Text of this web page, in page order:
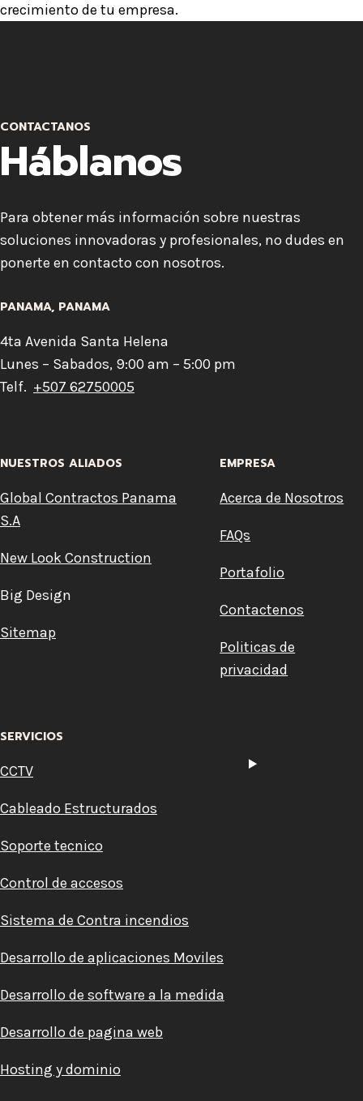
crecimiento de tu empresa.
CONTACTANOS
Háblanos
Para obtener más información sobre nuestras
soluciones innovadoras y profesionales, no dudes en
ponerte en contacto con nosotros.
PANAMA, PANAMA
4ta Avenida Santa Helena
Lunes – Sabados, 9:00 am – 5:00 pm
Telf. +507 62750005
NUESTROS ALIADOS
Global Contractos Panama
S.A
New Look Construction
Big Design
Sitemap
EMPRESA
Acerca de Nosotros
FAQs
Portafolio
Contactenos
Politicas de
privacidad
SERVICIOS
CCTV
Cableado Estructurados
Soporte tecnico
Control de accesos
Sistema de Contra incendios
Desarrollo de aplicaciones Moviles
Desarrollo de software a la medida
Desarrollo de pagina web
Hosting y dominio